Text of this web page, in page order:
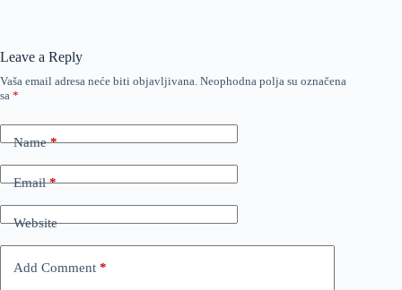
Leave a Reply
Vaša email adresa neće biti objavljivana. Neophodna polja su označena
sa *
Name*
Email*
Website
Add Comment *